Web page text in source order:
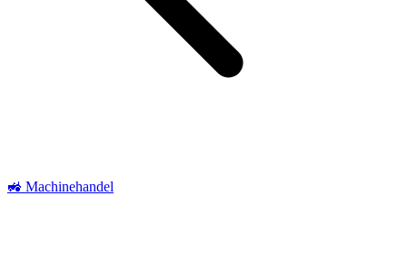
🚜 Machinehandel